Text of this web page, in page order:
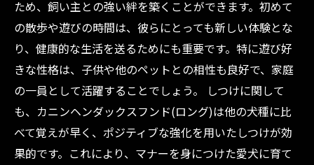
ため、飼い主との強い絆を築くことができます。初めて
の散歩や遊びの時間は、彼らにとっても新しい体験とな
り、健康的な生活を送るためにも重要です。特に遊び好
きな性格は、子供や他のペットとの相性も良好で、家庭
の一員として活躍することでしょう。 しつけに関して
も、カニンヘンダックスフンド(ロング)は他の犬種に比
べて覚えが早く、ポジティブな強化を用いたしつけが効
果的です。これにより、マナーを身につけた愛犬に育て